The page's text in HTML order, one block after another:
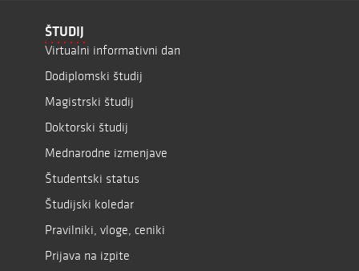
ŠTUDIJ
Virtualni informativni dan
Dodiplomski študij
Magistrski študij
Doktorski študij
Mednarodne izmenjave
Študentski status
Študijski koledar
Pravilniki, vloge, ceniki
Prijava na izpite